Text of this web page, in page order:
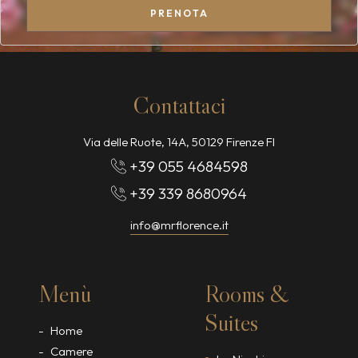
PRENOTA
Contattaci
Via delle Ruote, 14A, 50129 Firenze FI
+39 055 4684598
+39 339 8680964
info@mrflorence.it
Menù
Home
Camere
Rooms &
Suites